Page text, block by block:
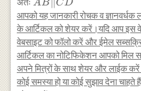
\times C
F=\frac{1}
{2} \times
A B \times
D E \\
\Rightarrow
\|
CD
AB CD
आपको यह जानकारी रोचक व
के आर्टिकल को शेयर करें।यदि आप इस
वेबसाइट को फॉलो करें और ईमेल
आर्टिकल का नोटिफिकेशन आपको मिल
अपने मित्रों के साथ शेयर और लाईक
कोई समस्या हो या कोई सुझाव देना